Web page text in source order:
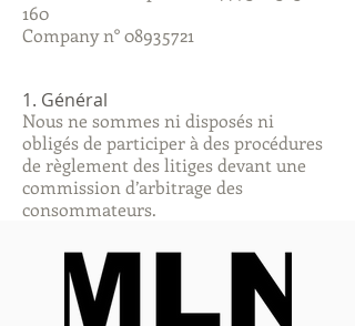
160
Company n°08935721
1. Général
Nous ne sommes ni disposés ni
obligés de participer à des procédures
de règlement des litiges devant une
commission d’arbitrage des
consommateurs.